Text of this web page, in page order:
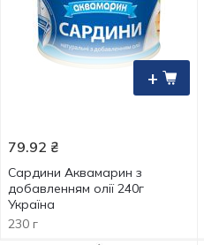
+
79.92 ₴
Сардини Аквамарин з
добавленням олії 240г
Україна
230 г